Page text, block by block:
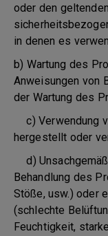
oder den
in denen es
b) Wartung des
Anweisungen von
der Wartung des
c) Verwendung
hergestellt oder
d)
Behandlung des
Stöße, usw.) oder
(schlechte
Feuchtigkeit,